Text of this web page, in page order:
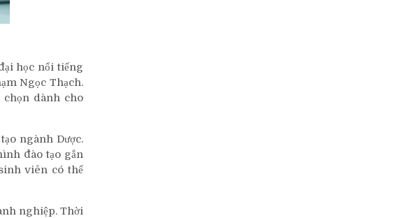
học nổi tiếng
Ngọc Thạch.
dành cho
ngành Dược.
đào tạo gắn
viên có thể
nghiệp. Thời